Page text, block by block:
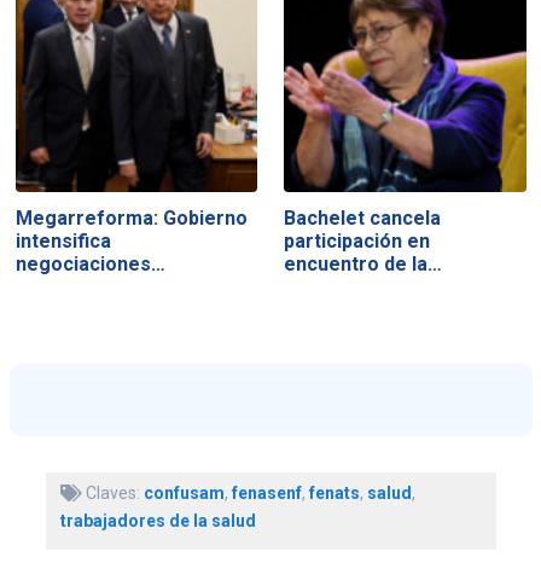
Megarreforma: Gobierno
intensifica
negociaciones…
Bachelet cancela
participación en
encuentro de la…
Claves: confusam,fenasenf,fenats, salud,
trabajadores de la salud